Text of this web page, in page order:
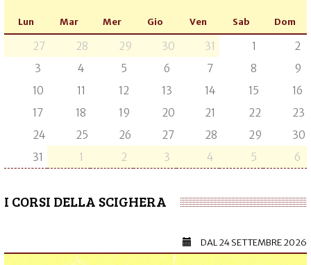
Lun Mar Mer Gio Ven Sab Dom
27 28 29 30 31 1
2
3
4 5 6 7 8
9
10
11 12 13 14 15
16
17
18 19 20 21 22
23
24
25 26 27 28 29
30
31
1 2 3 4 5 6
I CORSI DELLA SCIGHERA
DAL24 SETTEMBRE 2026